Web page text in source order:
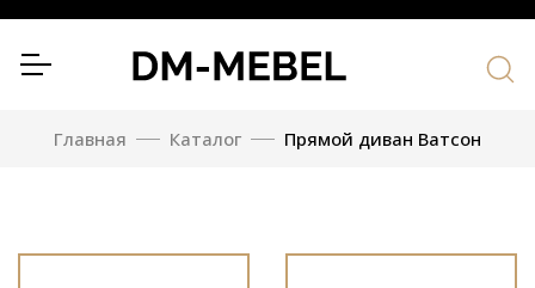
Главная Каталог Прямой диван Ватсон